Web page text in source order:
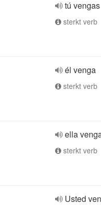
tú vengas
sterkt verb
él venga
sterkt verb
ella
sterkt verb
Usted